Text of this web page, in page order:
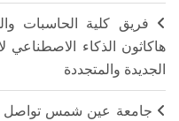
فريق كلية الحاسبات
هاكاثون الذكاء
الجديدة والمتجددة
جامعة عين شمس تواصل